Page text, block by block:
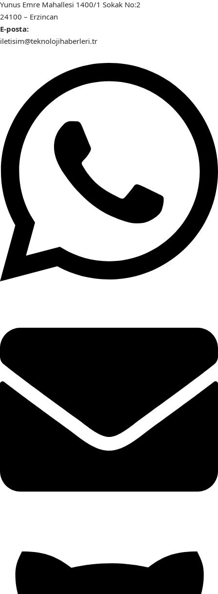
Yunus Emre Mahallesi 1400/1 Sokak No:2
24100 – Erzincan
E-posta:
iletisim@teknolojihaberleri.tr